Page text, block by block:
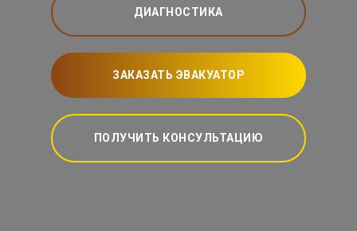
ДИАГНОСТИКА
ЗАКАЗАТЬ ЭВАКУАТОР
ПОЛУЧИТЬ КОНСУЛЬТАЦИЮ